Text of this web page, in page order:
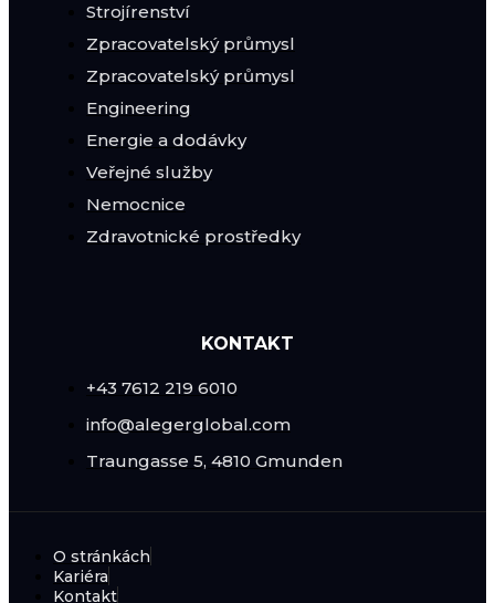
Strojírenství
Zpracovatelský průmysl
Zpracovatelský průmysl
Engineering
Energie a dodávky
Veřejné služby
Nemocnice
Zdravotnické prostředky
KONTAKT
+43 7612 219 6010
info@alegerglobal.com
Traungasse 5, 4810 Gmunden
O stránkách
Kariéra
Kontakt